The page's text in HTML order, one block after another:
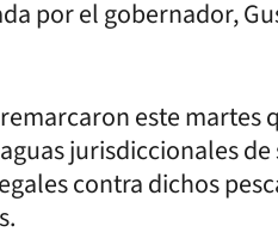
por el gobernador,
este martes
jurisdiccionales de
contra dichos